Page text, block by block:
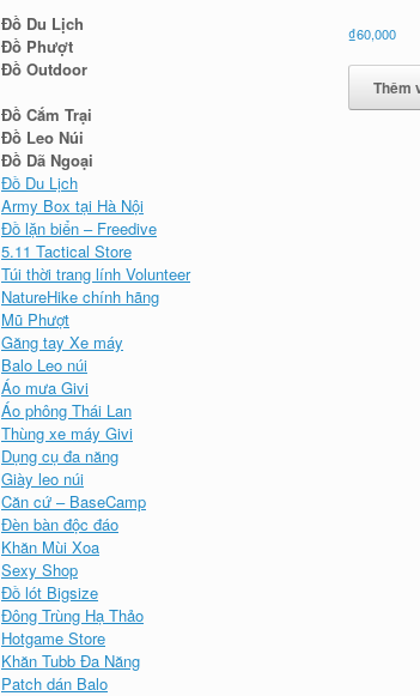
₫60,000
Thêm
Đồ Du Lịch
Đồ Phượt
Đồ Outdoor
Đồ Cắm Trại
Đồ Leo Núi
Đồ Dã Ngoại
Đồ Du Lịch
Army Box tại Hà Nội
Đồ lặn biển – Freedive
5.11 Tactical Store
Túi thời trang lính Volunteer
NatureHike chính hãng
Mũ Phượt
Găng tay Xe máy
Balo Leo núi
Áo mưa Givi
Áo phông Thái Lan
Thùng xe máy Givi
Dụng cụ đa năng
Giày leo núi
Căn cứ – BaseCamp
Đèn bàn độc đáo
Khăn Mùi Xoa
Sexy Shop
Đồ lót Bigsize
Đông Trùng Hạ Thảo
Hotgame Store
Khăn Tubb Đa Năng
Patch dán Balo